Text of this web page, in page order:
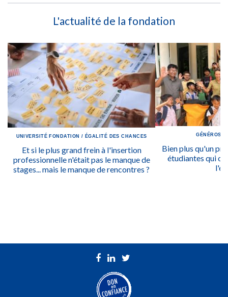
L'actualité de la fondation
UNIVERSITÉ FONDATION / ÉGALITÉ DES CHANCES
Et si le plus grand frein à l'insertion
professionnelle n'était pas le manque de
stages... mais le manque de rencontres ?
Bien plus qu'un
étudiantes qui